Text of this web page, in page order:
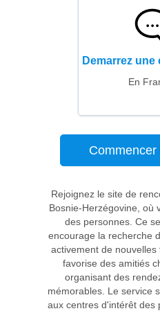
Demarrez
En
Rejoignez le site de
Bosnie-Herzégovine, où
des personnes. Ce
encourage la recherche
activement de
favorise des amitiés
organisant des
mémorables. Le service
aux centres d'intérêt des